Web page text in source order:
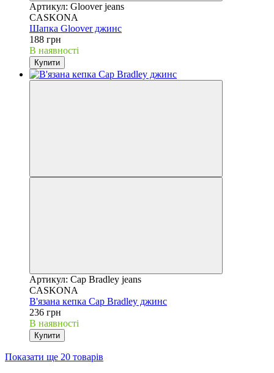
Артикул: Gloover jeans
CASKONA
Шапка Gloover джинс
188 грн
В наявності
Купити
Артикул: Cap Bradley jeans
CASKONA
В'язана кепка Cap Bradley джинс
236 грн
В наявності
Купити
Показати ще 20 товарів